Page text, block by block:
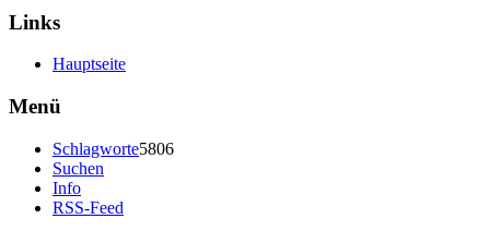
Links
Hauptseite
Menü
Schlagworte5806
Suchen
Info
RSS-Feed